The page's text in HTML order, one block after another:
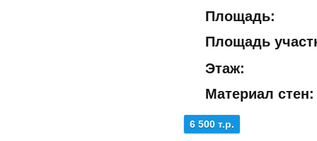
Площадь:
Площадь
Этаж:
Материал стен:
6 500 т.р.